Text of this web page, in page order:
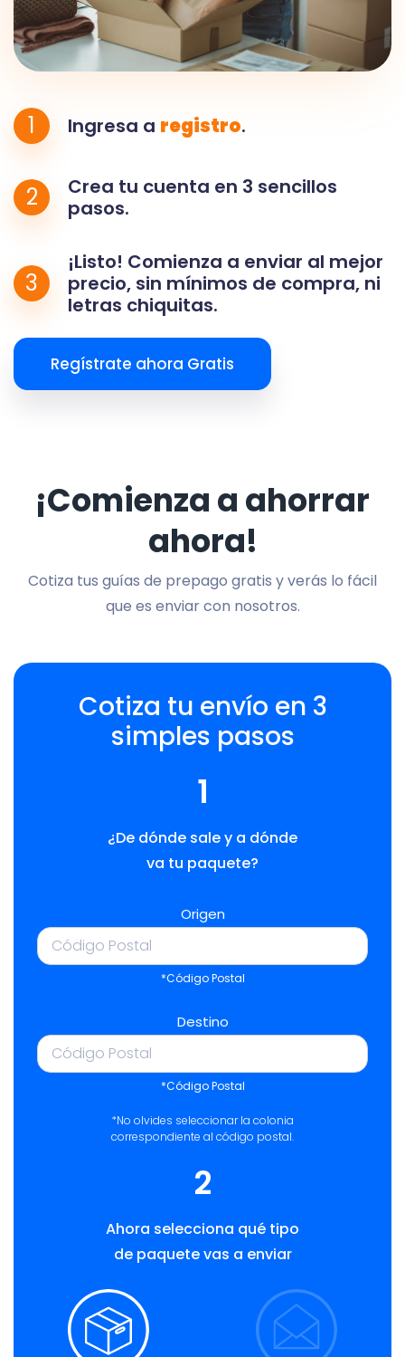
1 Ingresa a registro.
2
Crea tu cuenta en 3 sencillos
pasos.
3
¡Listo! Comienza a enviar al mejor
precio, sin mínimos de compra, ni
letras chiquitas.
Regístrate ahora Gratis
¡Comienza a ahorrar
ahora!
Cotiza tus guías de prepago gratis y verás lo fácil
que es enviar con nosotros.
Cotiza tu envío en 3
simples pasos
1
¿De dónde sale y a dónde
va tu paquete?
Origen
*Código Postal
Destino
*Código Postal
*No olvides seleccionar la colonia
correspondiente al código postal.
2
Ahora selecciona qué tipo
de paquete vas a enviar